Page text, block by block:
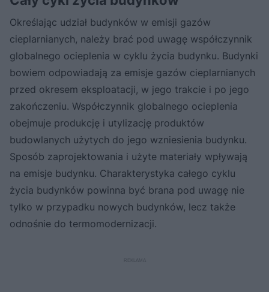
Określając udział budynków w emisji gazów
cieplarnianych, należy brać pod uwagę współczynnik
globalnego ocieplenia w cyklu życia budynku. Budynki
bowiem odpowiadają za emisje gazów cieplarnianych
przed okresem eksploatacji, w jego trakcie i po jego
zakończeniu. Współczynnik globalnego ocieplenia
obejmuje produkcję i utylizację produktów
budowlanych użytych do jego wzniesienia budynku.
Sposób zaprojektowania i użyte materiały wpływają
na emisje budynku. Charakterystyka całego cyklu
życia budynków powinna być brana pod uwagę nie
tylko w przypadku nowych budynków, lecz także
odnośnie do termomodernizacji.